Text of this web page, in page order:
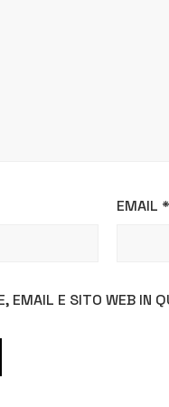
EMAIL *
EMAIL E SITO WEB IN